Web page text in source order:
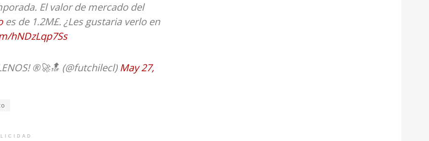
El valor de mercado del
es de 1.2M£. ¿Les gustaria verlo en
hNDzLqp7Ss
®🚀🔝 (@futchilecl) May 27,